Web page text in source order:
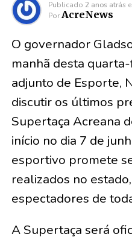
Publicado 2 anos atrás
Por AcreNews
O governador
manhã desta
adjunto de Esporte,
discutir os últimos
Supertaça Acreana
início no dia 7 de
esportivo promete
realizados no
espectadores de
A Supertaça será